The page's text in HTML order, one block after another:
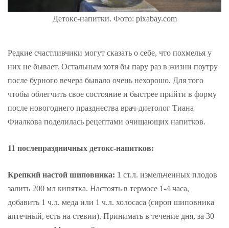
Детокс-напитки. Фото: pixabay.com
Редкие счастливчики могут сказать о себе, что похмелья у
них не бывает. Остальным хотя бы пару раз в жизни поутру
после бурного вечера бывало очень нехорошо. Для того
чтобы облегчить свое состояние и быстрее прийти в форму
после новогоднего празднества врач-диетолог Тиана
Фиалкова поделилась рецептами очищающих напитков.
11 послепраздничных детокс-напитков:
Крепкий настой шиповника: 1 ст.л. измельченных плодов
залить 200 мл кипятка. Настоять в термосе 1-4 часа,
добавить 1 ч.л. меда или 1 ч.л. холосаса (сироп шиповника
аптечный, есть на стевии). Принимать в течение дня, за 30